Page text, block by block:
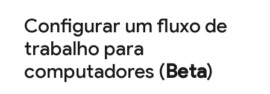
Configurar um fluxo de
trabalho para
computadores (Beta)